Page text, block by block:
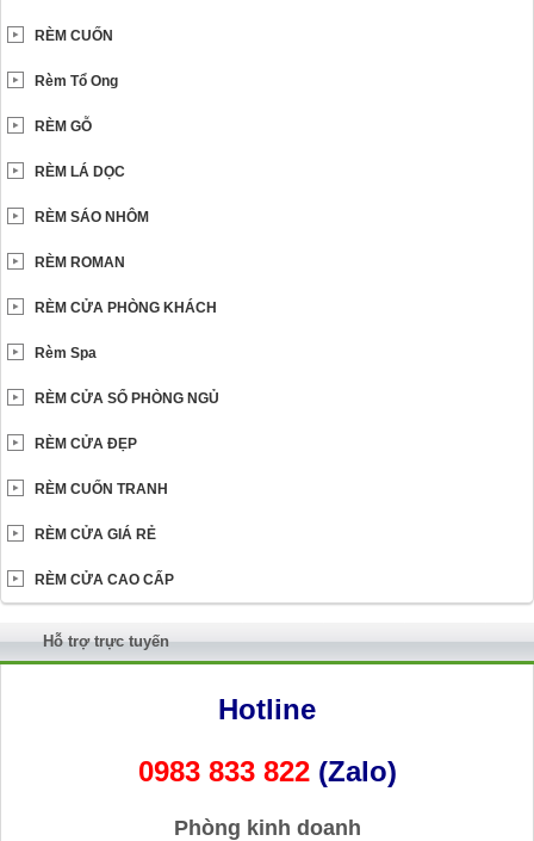
RÈM CUỐN
Rèm Tổ Ong
RÈM GỖ
RÈM LÁ DỌC
RÈM SÁO NHÔM
RÈM ROMAN
RÈM CỬA PHÒNG KHÁCH
Rèm Spa
RÈM CỬA SỔ PHÒNG NGỦ
RÈM CỬA ĐẸP
RÈM CUỐN TRANH
RÈM CỬA GIÁ RẺ
RÈM CỬA CAO CẤP
Hỗ trợ trực tuyến
Hotline
0983 833 822 (Zalo)
Phòng kinh doanh